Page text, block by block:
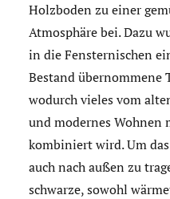
Holzboden zu einer
Atmosphäre bei. Dazu
in die Fensternischen
Bestand übernommene
wodurch vieles vom
und modernes Wohnen
kombiniert wird. Um
auch nach außen zu
schwarze, sowohl